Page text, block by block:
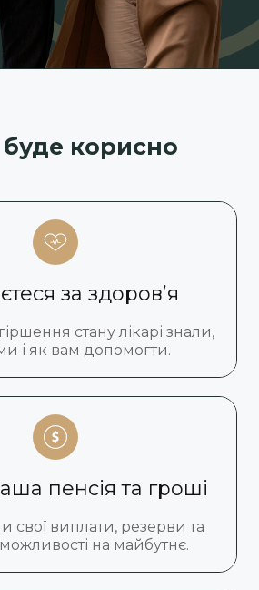
корисно
за здоров’я
стану лікарі знали,
і як вам допомогти.
пенсія та гроші
свої виплати, резерви та
на майбутнє.